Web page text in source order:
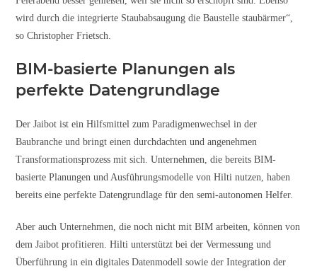
wird durch die integrierte Staubabsaugung die Baustelle staubärmer“,
so Christopher Frietsch.
BIM-basierte Planungen als
perfekte Datengrundlage
Der Jaibot ist ein Hilfsmittel zum Paradigmenwechsel in der
Baubranche und bringt einen durchdachten und angenehmen
Transformationsprozess mit sich. Unternehmen, die bereits BIM-
basierte Planungen und Ausführungsmodelle von Hilti nutzen, haben
bereits eine perfekte Datengrundlage für den semi-autonomen Helfer.
Aber auch Unternehmen, die noch nicht mit BIM arbeiten, können von
dem Jaibot profitieren. Hilti unterstützt bei der Vermessung und
Überführung in ein digitales Datenmodell sowie der Integration der